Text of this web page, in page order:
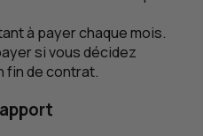
à payer chaque mois.
si vous décidez
fin de contrat.